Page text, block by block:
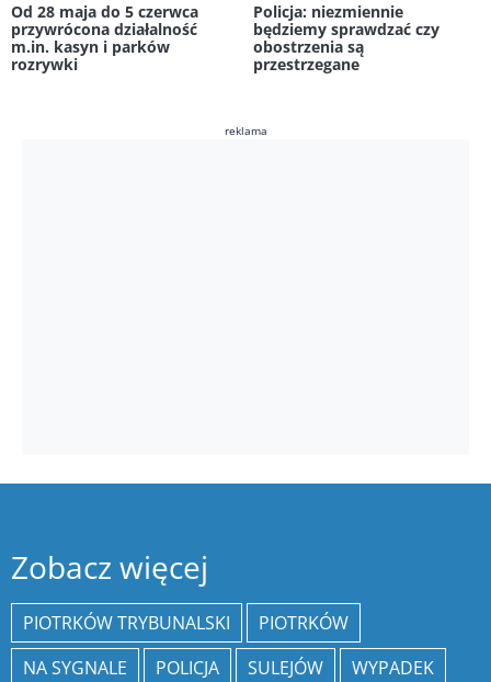
Od 28 maja do 5 czerwca
przywrócona działalność
m.in. kasyn i parków
rozrywki
Policja: niezmiennie
będziemy sprawdzać czy
obostrzenia są
przestrzegane
reklama
Zobacz więcej
PIOTRKÓW TRYBUNALSKI
PIOTRKÓW
NA SYGNALE
POLICJA SULEJÓW
WYPADEK